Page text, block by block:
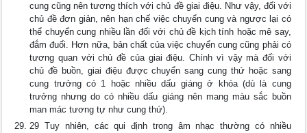
cung cũng nên tương thích với chủ đề giai điệu. Như vậy, đối với
chủ đề đơn giản, nên hạn chế việc chuyển cung và ngược lại có
thể chuyển cung nhiều lần đối với chủ đề kịch tính hoặc mê say,
đắm đuối. Hơn nữa, bản chất của việc chuyển cung cũng phải có
tương quan với chủ đề của giai điệu. Chính vì vậy mà đối với
chủ đề buồn, giai điệu được chuyển sang cung thứ hoặc sang
cung trưởng có 1 hoặc nhiều dấu giáng ở khóa (dù là cung
trưởng nhưng do có nhiều dấu giáng nên mang màu sắc buồn
man mác tương tự như cung thứ).
29 Tuy nhiên, các qui định trong âm nhạc thường có nhiều